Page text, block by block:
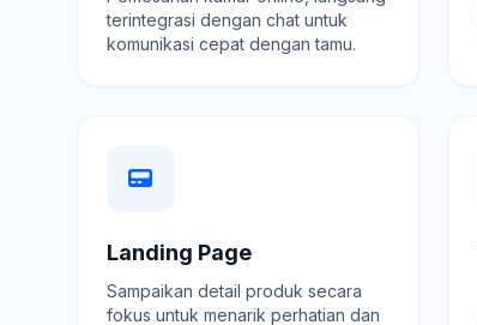
terintegrasi dengan chat untuk
komunikasi cepat dengan tamu.
Landing Page
Sampaikan detail produk secara
fokus untuk menarik perhatian dan